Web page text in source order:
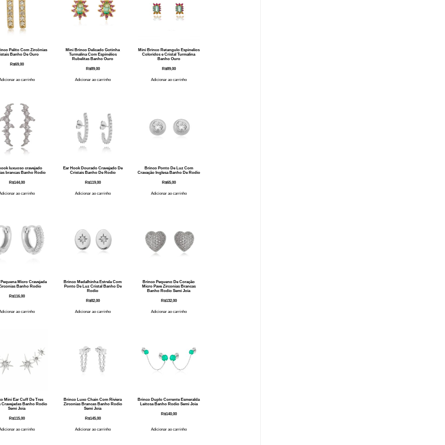
Palito Com Zircônias
Banho De Ouro
R$69,00
ao carrinho
Mini Brinco Delicado Gotinha
Turmalina Com Espinélios
Rubelitas Banho Ouro
R$89,00
Adicionar ao carrinho
Mini Brinco Retangulo Espinelios
Coloridos e Cristal Turmalina
Banho Ouro
R$89,00
Adicionar ao carrinho
luxuoso cravejado
brancas Banho Rodio
R$144,00
ao carrinho
Ear Hook Dourado Cravejado De
Cristais Banho De Rodio
R$119,00
Adicionar ao carrinho
Brinco Ponto De Luz Com
Cravação Inglesa Banho De Rodio
R$65,00
Adicionar ao carrinho
Micro Cravejada
Banho Rodio
R$116,00
ao carrinho
Brinco Medalhinha Estrela Com
Ponto De Luz Cristal Banho De
Rodio
R$82,00
Adicionar ao carrinho
Brinco Pequeno De Coração
Micro Pave Zirconias Brancas
Banho Rodio Semi Joia
R$132,00
Adicionar ao carrinho
Mini Ear Cuff De Tres
Cravejadas Banho Rodio
Semi Joia
R$115,00
ao carrinho
Brinco Luxo Chain Com Riviera
Zirconias Brancas Banho Rodio
Semi Joia
R$145,00
Adicionar ao carrinho
Brinco Duplo Corrente Esmeralda
Leitosa Banho Rodio Semi Joia
R$140,00
Adicionar ao carrinho